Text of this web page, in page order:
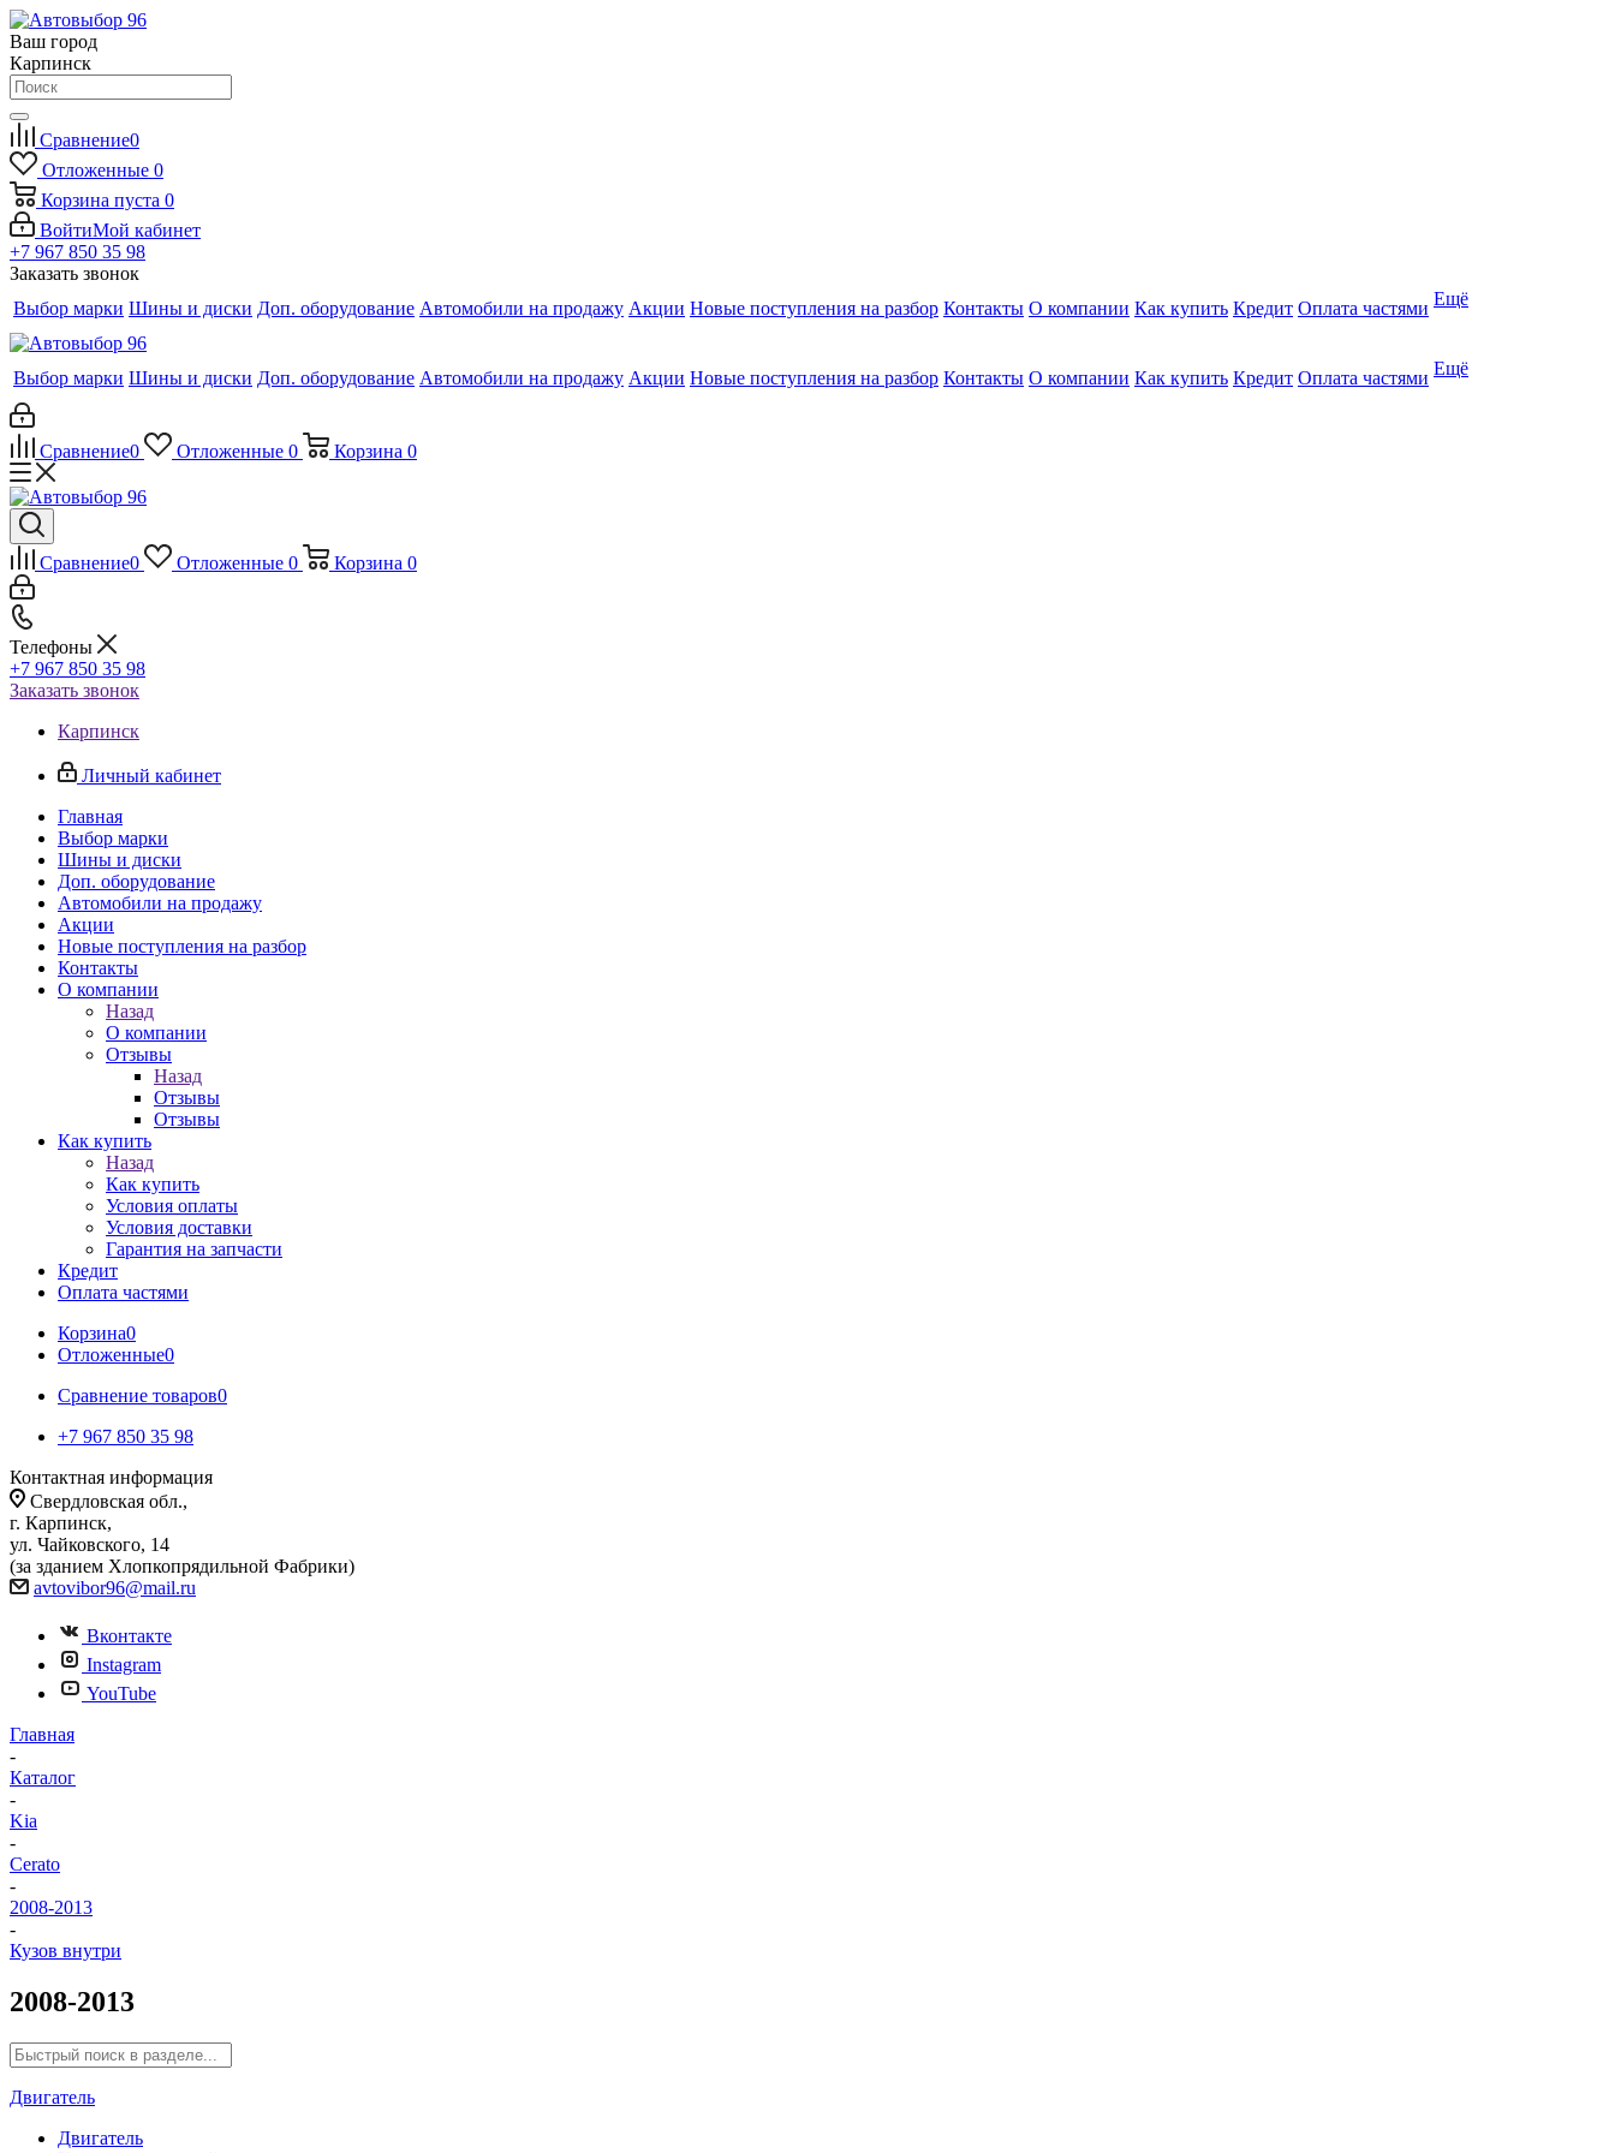
Ваш город
Карпинск
Сравнение0
Отложенные 0
Корзина пуста 0
ВойтиМой кабинет
+7 967 850 35 98
Заказать звонок
Выбор марки Шины и диски Доп. оборудование Автомобили на продажу Акции Новые поступления на разбор Контакты О компании Как купить Кредит Оплата частями Ещё
Выбор марки Шины и диски Доп. оборудование Автомобили на продажу Акции Новые поступления на разбор Контакты О компании Как купить Кредит Оплата частями Ещё
Сравнение0 Отложенные 0 Корзина 0
Сравнение0 Отложенные 0 Корзина 0
Телефоны
+7 967 850 35 98
Заказать звонок
Карпинск
Личный кабинет
Главная
Выбор марки
Шины и диски
Доп. оборудование
Автомобили на продажу
Акции
Новые поступления на разбор
Контакты
О компании
Назад
О компании
Отзывы
Назад
Отзывы
Отзывы
Как купить
Назад
Как купить
Условия оплаты
Условия доставки
Гарантия на запчасти
Кредит
Оплата частями
Корзина0
Отложенные0
Сравнение товаров0
+7 967 850 35 98
Контактная информация
Свердловская обл.,
г. Карпинск,
ул. Чайковского, 14
(за зданием Хлопкопрядильной Фабрики)
avtovibor96@mail.ru
Вконтакте
Instagram
YouTube
Главная
-
Каталог
-
Kia
-
Cerato
-
2008-2013
-
Кузов внутри
2008-2013
Двигатель
Двигатель